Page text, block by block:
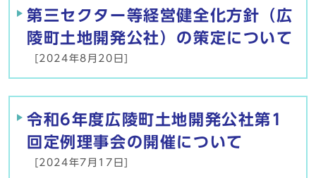
第三セクター等経営健全化方針（広
陵町土地開発公社）の策定について
[2024年8月20日]
令和6年度広陵町土地開発公社第1
回定例理事会の開催について
[2024年7月17日]